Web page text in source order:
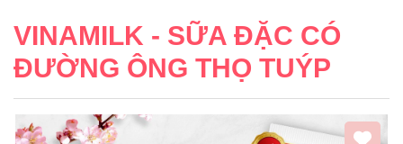
VINAMILK - SỮA ĐẶC CÓ
ĐƯỜNG ÔNG THỌ TUÝP